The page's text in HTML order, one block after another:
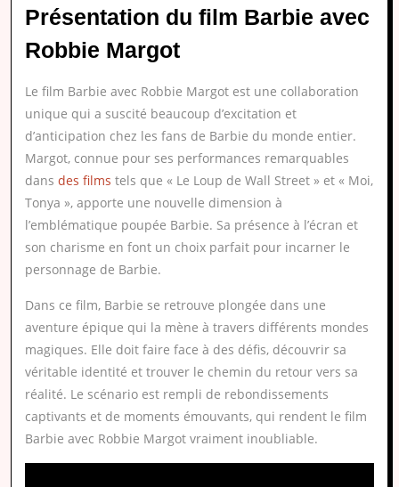
Présentation du film Barbie avec
Robbie Margot
Le film Barbie avec Robbie Margot est une collaboration
unique qui a suscité beaucoup d’excitation et
d’anticipation chez les fans de Barbie du monde entier.
Margot, connue pour ses performances remarquables
dans des films tels que « Le Loup de Wall Street » et « Moi,
Tonya », apporte une nouvelle dimension à
l’emblématique poupée Barbie. Sa présence à l’écran et
son charisme en font un choix parfait pour incarner le
personnage de Barbie.
Dans ce film, Barbie se retrouve plongée dans une
aventure épique qui la mène à travers différents mondes
magiques. Elle doit faire face à des défis, découvrir sa
véritable identité et trouver le chemin du retour vers sa
réalité. Le scénario est rempli de rebondissements
captivants et de moments émouvants, qui rendent le film
Barbie avec Robbie Margot vraiment inoubliable.